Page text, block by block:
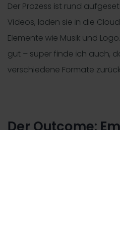
Der Prozess ist rund
Videos, laden sie in die
Elemente wie Musik und
gut – super finde ich auch,
verschiedene Formate
Der Outcome: